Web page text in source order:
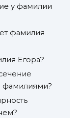
у фамилии
фамилия
Егора?
фамилиями?